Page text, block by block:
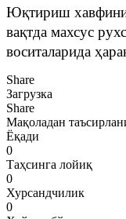
Юқтириш
вақтда махсус
воситаларида
Share
Загрузка
Share
Мақоладан
Ёқади
0
Таҳсинга лойиқ
0
Хурсандчилик
0